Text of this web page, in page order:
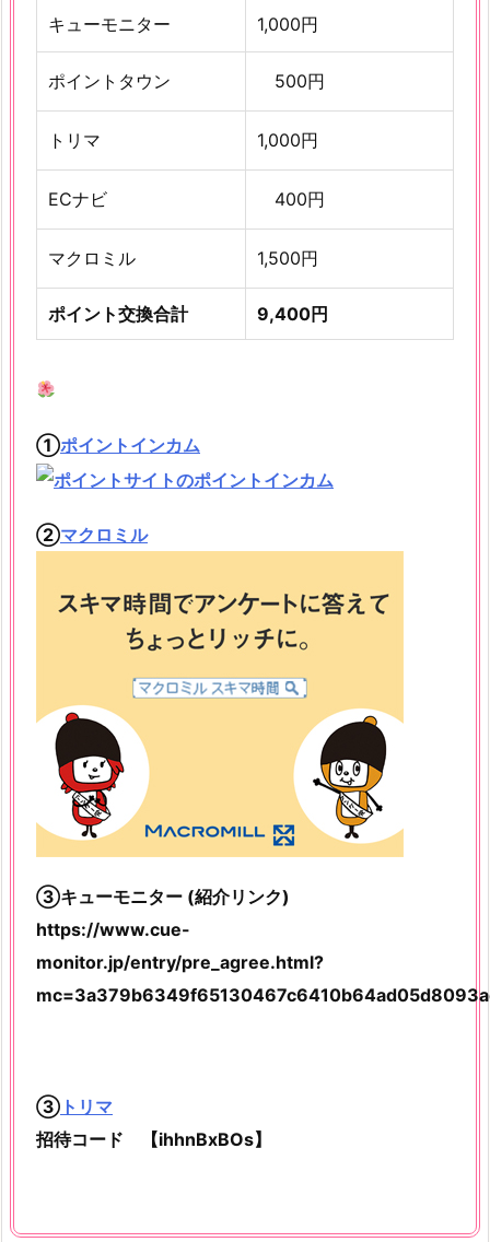
キューモニター 1,000円
ポイントタウン 500円
トリマ 1,000円
ECナビ 400円
マクロミル 1,500円
ポイント交換合計 9,400円
①ポイントインカム
②マクロミル
③キューモニター (紹介リンク)
https://www.cue-
monitor.jp/entry/pre_agree.html?
③ トリマ
招待コード 【ihhnBxBOs】